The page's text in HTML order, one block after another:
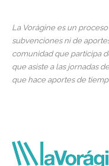
La Vorágine es un
subvenciones ni de
comunidad que participa
que asiste a las jornadas
que hace aportes de